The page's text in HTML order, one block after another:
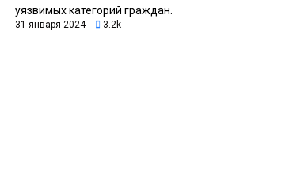
уязвимых категорий граждан.
31 января 2024 3.2k